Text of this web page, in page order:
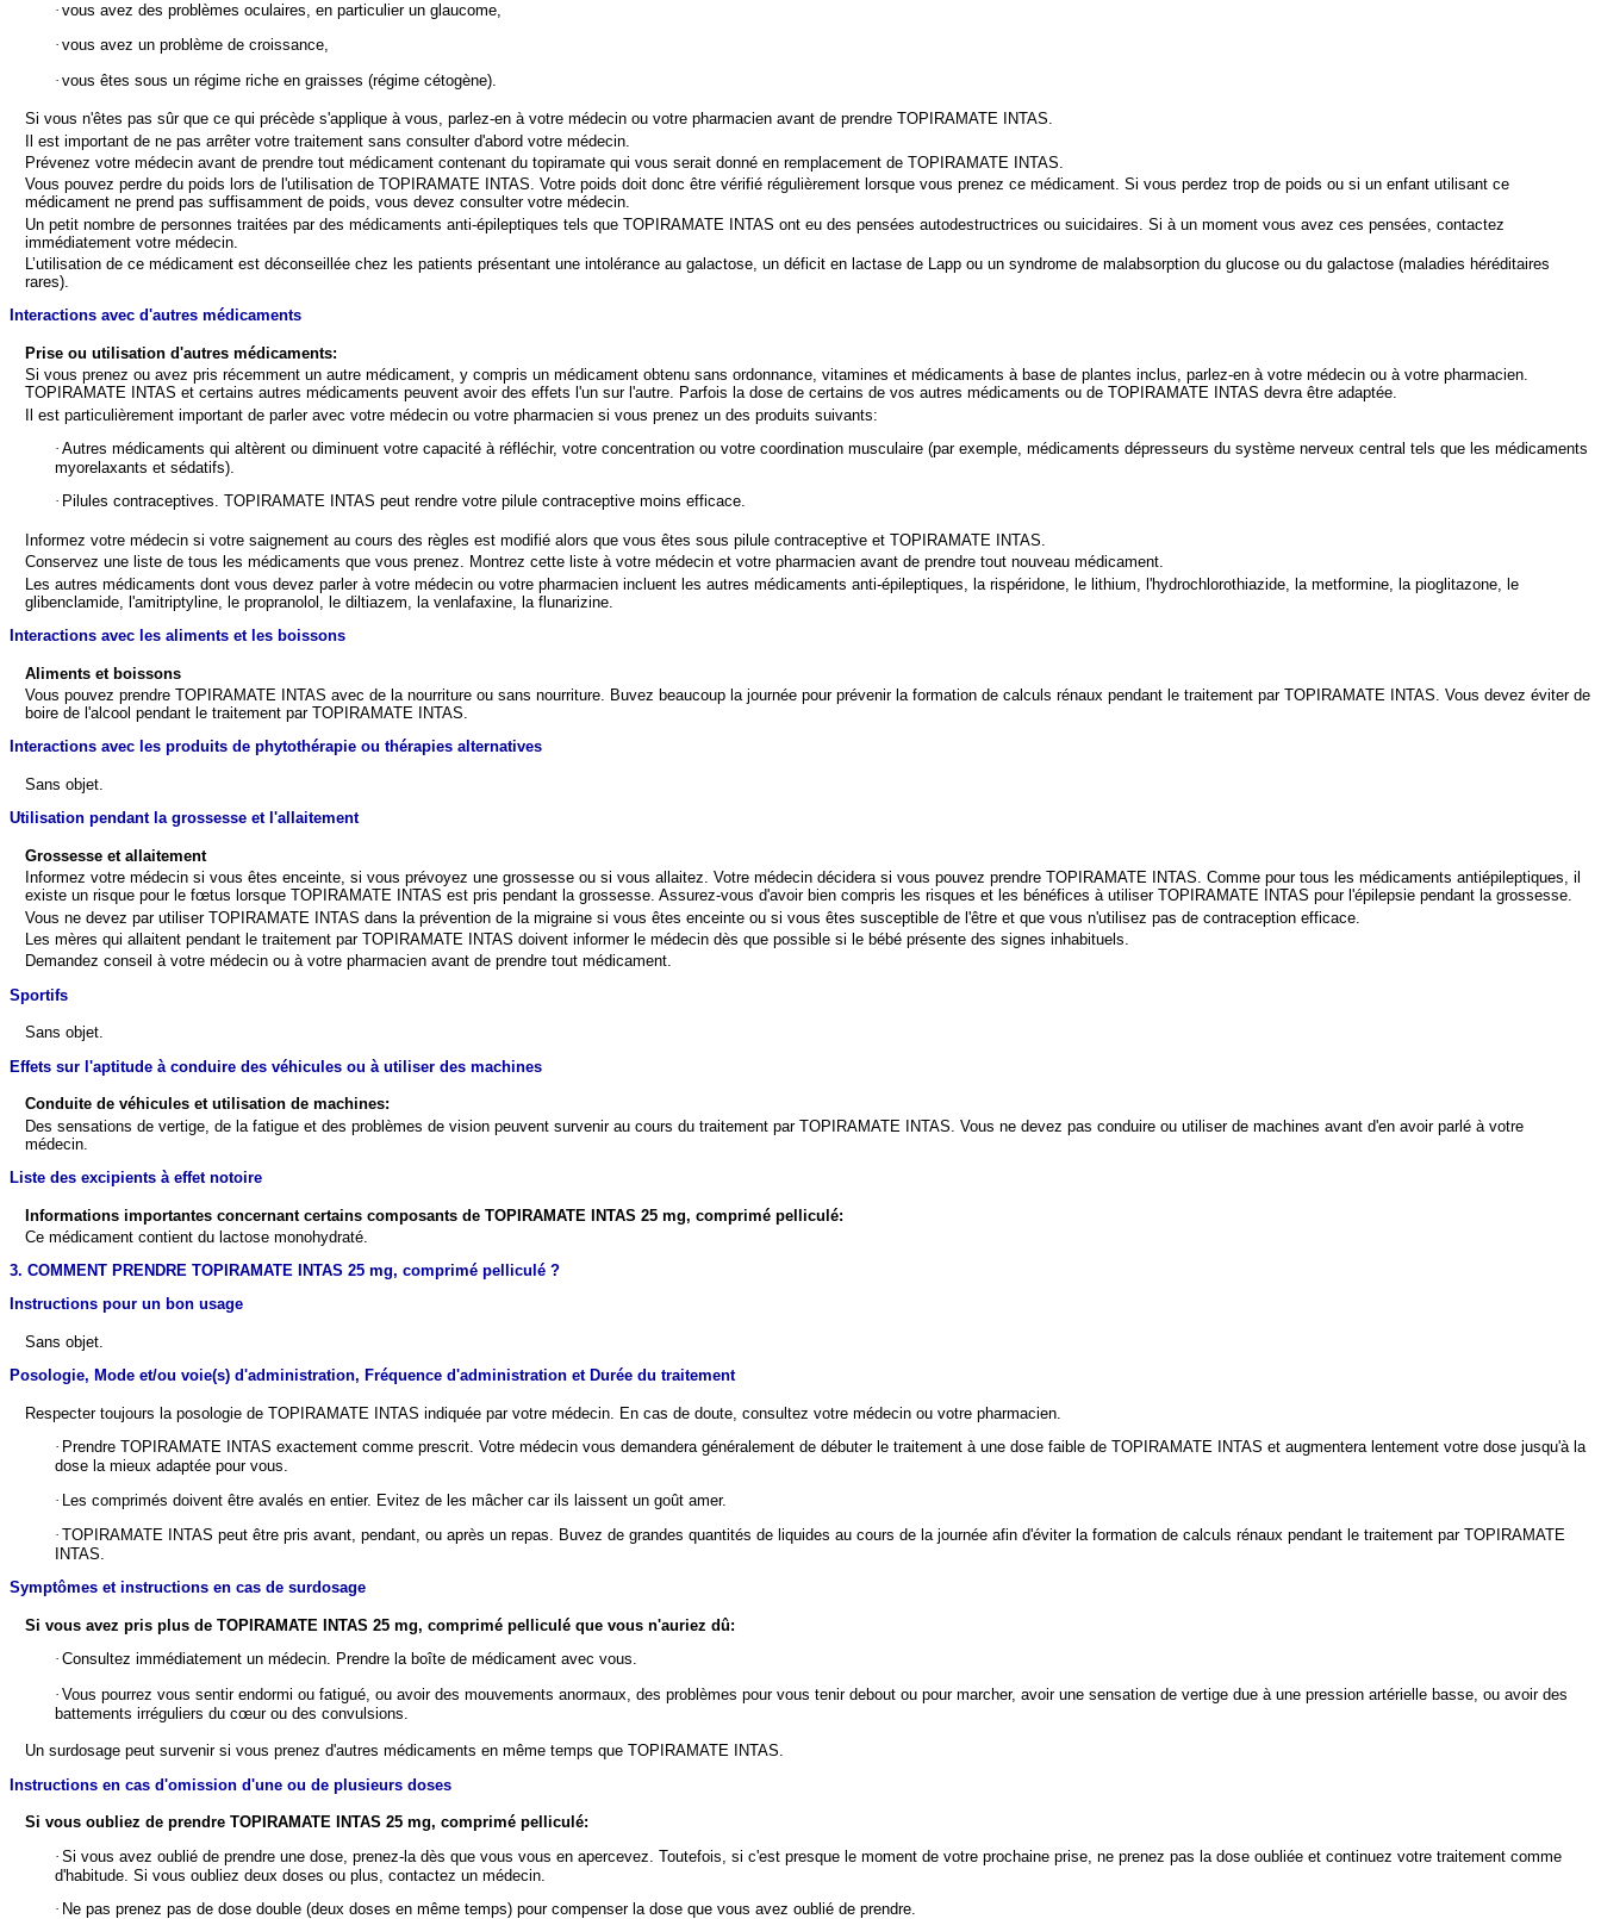
· vous avez des problèmes oculaires, en particulier un glaucome,
· vous avez un problème de croissance,
· vous êtes sous un régime riche en graisses (régime cétogène).
Si vous n'êtes pas sûr que ce qui précède s'applique à vous, parlez-en à votre médecin ou votre pharmacien avant de prendre TOPIRAMATE INTAS.
Il est important de ne pas arrêter votre traitement sans consulter d'abord votre médecin.
Prévenez votre médecin avant de prendre tout médicament contenant du topiramate qui vous serait donné en remplacement de TOPIRAMATE INTAS.
Vous pouvez perdre du poids lors de l'utilisation de TOPIRAMATE INTAS. Votre poids doit donc être vérifié régulièrement lorsque vous prenez ce médicament. Si vous perdez trop de poids ou si un enfant utilisant ce
médicament ne prend pas suffisamment de poids, vous devez consulter votre médecin.
Un petit nombre de personnes traitées par des médicaments anti-épileptiques tels que TOPIRAMATE INTAS ont eu des pensées autodestructrices ou suicidaires. Si à un moment vous avez ces pensées, contactez
immédiatement votre médecin.
L’utilisation de ce médicament est déconseillée chez les patients présentant une intolérance au galactose, un déficit en lactase de Lapp ou un syndrome de malabsorption du glucose ou du galactose (maladies héréditaires
rares).
Interactions avec d'autres médicaments
Prise ou utilisation d'autres médicaments:
Si vous prenez ou avez pris récemment un autre médicament, y compris un médicament obtenu sans ordonnance, vitamines et médicaments à base de plantes inclus, parlez-en à votre médecin ou à votre pharmacien.
TOPIRAMATE INTAS et certains autres médicaments peuvent avoir des effets l'un sur l'autre. Parfois la dose de certains de vos autres médicaments ou de TOPIRAMATE INTAS devra être adaptée.
Il est particulièrement important de parler avec votre médecin ou votre pharmacien si vous prenez un des produits suivants:
· Autres médicaments qui altèrent ou diminuent votre capacité à réfléchir, votre concentration ou votre coordination musculaire (par exemple, médicaments dépresseurs du système nerveux central tels que les médicaments
myorelaxants et sédatifs).
· Pilules contraceptives. TOPIRAMATE INTAS peut rendre votre pilule contraceptive moins efficace.
Informez votre médecin si votre saignement au cours des règles est modifié alors que vous êtes sous pilule contraceptive et TOPIRAMATE INTAS.
Conservez une liste de tous les médicaments que vous prenez. Montrez cette liste à votre médecin et votre pharmacien avant de prendre tout nouveau médicament.
Les autres médicaments dont vous devez parler à votre médecin ou votre pharmacien incluent les autres médicaments anti-épileptiques, la rispéridone, le lithium, l'hydrochlorothiazide, la metformine, la pioglitazone, le
glibenclamide, l'amitriptyline, le propranolol, le diltiazem, la venlafaxine, la flunarizine.
Interactions avec les aliments et les boissons
Aliments et boissons
Vous pouvez prendre TOPIRAMATE INTAS avec de la nourriture ou sans nourriture. Buvez beaucoup la journée pour prévenir la formation de calculs rénaux pendant le traitement par TOPIRAMATE INTAS. Vous devez éviter de
boire de l'alcool pendant le traitement par TOPIRAMATE INTAS.
Interactions avec les produits de phytothérapie ou thérapies alternatives
Sans objet.
Utilisation pendant la grossesse et l'allaitement
Grossesse et allaitement
Informez votre médecin si vous êtes enceinte, si vous prévoyez une grossesse ou si vous allaitez. Votre médecin décidera si vous pouvez prendre TOPIRAMATE INTAS. Comme pour tous les médicaments antiépileptiques, il
existe un risque pour le fœtus lorsque TOPIRAMATE INTAS est pris pendant la grossesse. Assurez-vous d'avoir bien compris les risques et les bénéfices à utiliser TOPIRAMATE INTAS pour l'épilepsie pendant la grossesse.
Vous ne devez par utiliser TOPIRAMATE INTAS dans la prévention de la migraine si vous êtes enceinte ou si vous êtes susceptible de l'être et que vous n'utilisez pas de contraception efficace.
Les mères qui allaitent pendant le traitement par TOPIRAMATE INTAS doivent informer le médecin dès que possible si le bébé présente des signes inhabituels.
Demandez conseil à votre médecin ou à votre pharmacien avant de prendre tout médicament.
Sportifs
Sans objet.
Effets sur l'aptitude à conduire des véhicules ou à utiliser des machines
Conduite de véhicules et utilisation de machines:
Des sensations de vertige, de la fatigue et des problèmes de vision peuvent survenir au cours du traitement par TOPIRAMATE INTAS. Vous ne devez pas conduire ou utiliser de machines avant d'en avoir parlé à votre
médecin.
Liste des excipients à effet notoire
Informations importantes concernant certains composants deTOPIRAMATE INTAS 25 mg, comprimé pelliculé:
Ce médicament contient du lactose monohydraté.
3. COMMENT PRENDRE TOPIRAMATE INTAS 25 mg, comprimé pelliculé ?
Instructions pour un bon usage
Sans objet.
Posologie, Mode et/ou voie(s) d'administration, Fréquence d'administration et Durée du traitement
Respecter toujours la posologie de TOPIRAMATE INTAS indiquée par votre médecin. En cas de doute, consultez votre médecin ou votre pharmacien.
· Prendre TOPIRAMATE INTAS exactement comme prescrit. Votre médecin vous demandera généralement de débuter le traitement à une dose faible de TOPIRAMATE INTAS et augmentera lentement votre dose jusqu'à la
dose la mieux adaptée pour vous.
·
Les comprimés doivent être avalés en entier. Evitez de les mâcher car ils laissent un goût amer.
· TOPIRAMATE INTAS peut être pris avant, pendant, ou après un repas. Buvez de grandes quantités de liquides au cours de la journée afin d'éviter la formation de calculs rénaux pendant le traitement par TOPIRAMATE
INTAS.
Symptômes et instructions en cas de surdosage
Si vous avez pris plus deTOPIRAMATE INTAS 25 mg, comprimé pelliculé que vous n'auriez dû:
· Consultez immédiatement un médecin. Prendre la boîte de médicament avec vous.
· Vous pourrez vous sentir endormi ou fatigué, ou avoir des mouvements anormaux, des problèmes pour vous tenir debout ou pour marcher, avoir une sensation de vertige due à une pression artérielle basse, ou avoir des
battements irréguliers du cœur ou des convulsions.
Un surdosage peut survenir si vous prenez d'autres médicaments en même temps que TOPIRAMATE INTAS.
Instructions en cas d'omission d'une ou de plusieurs doses
Si vous oubliez de prendreTOPIRAMATE INTAS 25 mg, comprimé pelliculé:
· Si vous avez oublié de prendre une dose, prenez-la dès que vous vous en apercevez. Toutefois, si c'est presque le moment de votre prochaine prise, ne prenez pas la dose oubliée et continuez votre traitement comme
d'habitude. Si vous oubliez deux doses ou plus, contactez un médecin.
· Ne pas prenez pas de dose double (deux doses en même temps) pour compenser la dose que vous avez oublié de prendre.